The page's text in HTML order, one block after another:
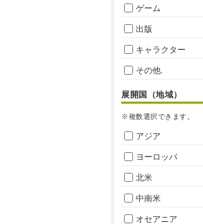
ゲーム
出版
キャラクター
その他.
展開国（地域）
※複数選択できます。
アジア
ヨーロッパ
北米
中南米
オセアニア